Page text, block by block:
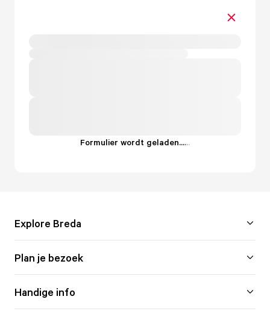
Formulier wordt geladen......
Explore Breda
Plan je bezoek
Handige info